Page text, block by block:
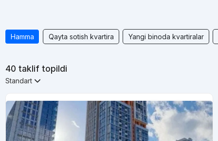
Hamma Qayta sotish kvartira Yangi binoda kvartiralar
40 taklif topildi
Standart